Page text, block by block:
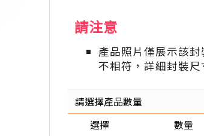
請注意
產品照片僅展示該
不相符，詳細封裝尺
請選擇產品數量
選擇
數量